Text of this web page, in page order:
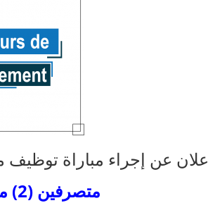
إعلان عن إجراء مباراة
متصرفين (2) من الدرجة الثانية